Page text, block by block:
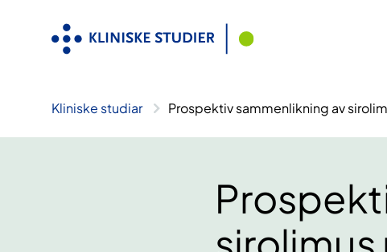
Kliniske studiar Prospektiv sammenlikning av